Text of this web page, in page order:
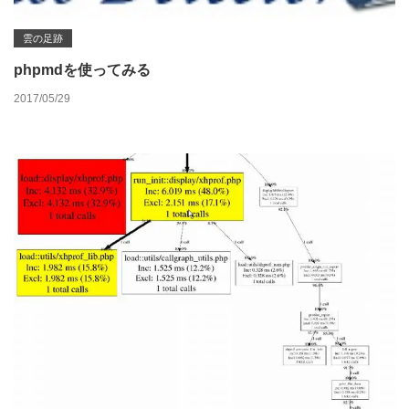
雲の足跡
phpmdを使ってみる
2017/05/29